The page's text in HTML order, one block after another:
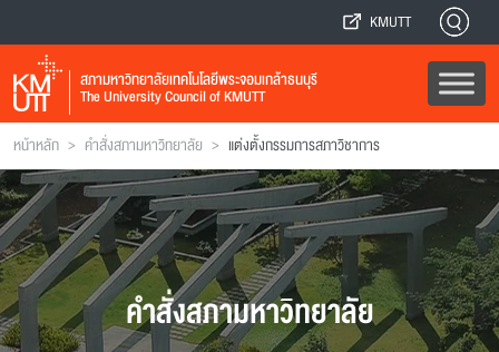
KMUTT
สภามหาวิทยาลัยเทคโนโลยีพระจอมเกล้าธนบุรี
The University Council of KMUTT
หน้าหลัก > คำสั่งสภามหาวิทยาลัย > แต่งตั้งกรรมการสภาวิชาการ
คำสั่งสภามหาวิทยาลัย